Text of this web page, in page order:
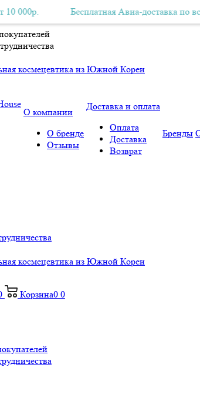
заказе от 10 000р. Бесплатная Авиа-
Бесплатная Авиа-доставка по всей
О компании
О бренде
Отзывы
Доставка и оплата
Оплата
Доставка
Возврат
Бренды
Корзина0 0